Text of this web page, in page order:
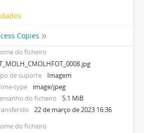
Copies
do ficheiro
de suporte
Imagem
type
image/jpeg
do ficheiro
5.1 MiB
22 de março de 2023 16:36
do ficheiro